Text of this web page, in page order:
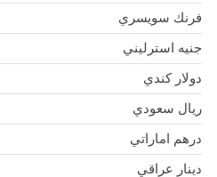
فرنك سويسري
جنيه استرليني
دولار كندي
ريال سعودي
درهم اماراتي
دينار عراقي